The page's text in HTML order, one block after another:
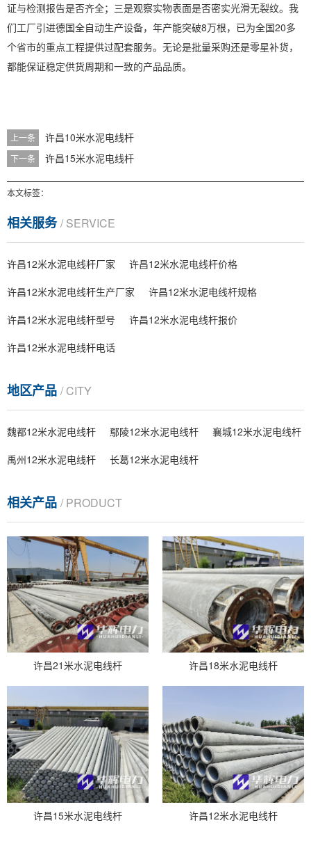
证与检测报告是否齐全；三是观察实物表面是否密实光滑无裂纹。我
们工厂引进德国全自动生产设备，年产能突破8万根，已为全国20多
个省市的重点工程提供过配套服务。无论是批量采购还是零星补货，
都能保证稳定供货周期和一致的产品品质。
上一条 许昌10米水泥电线杆
下一条 许昌15米水泥电线杆
本文标签：
相关服务/ SERVICE
许昌12米水泥电线杆厂家
许昌12米水泥电线杆价格
许昌12米水泥电线杆生产厂家
许昌12米水泥电线杆规格
许昌12米水泥电线杆型号
许昌12米水泥电线杆报价
许昌12米水泥电线杆电话
地区产品 / CITY
魏都12米水泥电线杆 鄢陵12米水泥电线杆
襄城12米水泥电线杆
禹州12米水泥电线杆
长葛12米水泥电线杆
相关产品 / PRODUCT
许昌21米水泥电线杆 许昌18米水泥电线杆
许昌15米水泥电线杆 许昌12米水泥电线杆